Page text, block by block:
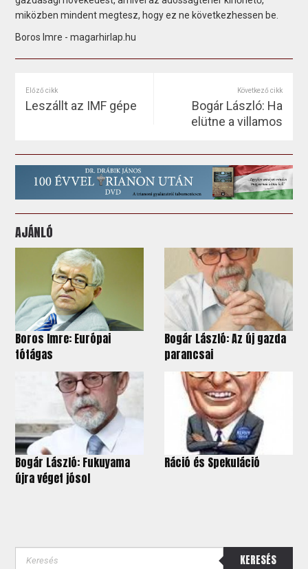
miközben mindent megtesz, hogy ez ne következhessen be.
Boros Imre - magarhirlap.hu
Előző cikk
Leszállt az IMF gépe
Következő cikk
Bogár László: Ha
elütne a villamos
AJÁNLÓ
Boros Imre: Európai
tótágas
Bogár László: Az új gazda
parancsai
Bogár László: Fukuyama
újra véget jósol
Ráció és Spekuláció
KERESÉS